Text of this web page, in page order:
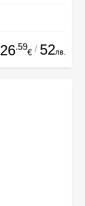
26.59
€ / 52лв.